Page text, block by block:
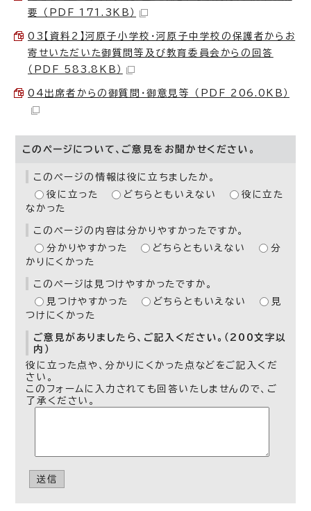
要 （PDF 171.3KB）
03【資料2】河原子小学校・河原子中学校の保護者からお
寄せいただいた御質問等及び教育委員会からの回答
（PDF 583.8KB）
04出席者からの御質問・御意見等 （PDF 206.0KB）
このページについて、ご意見をお聞かせください。
このページの情報は役に立ちましたか。
役に立った
どちらともいえない
役に立た
なかった
このページの内容は分かりやすかったですか。
分かりやすかった
どちらともいえない
分
かりにくかった
このページは見つけやすかったですか。
見つけやすかった
どちらともいえない
見
つけにくかった
ご意見がありましたら、ご記入ください。（200文字以
内）
役に立った点や、分かりにくかった点などをご記入くだ
さい。
このフォームに入力されても回答いたしませんので、ご
了承ください。
送信